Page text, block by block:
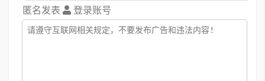
匿名发表 登录账号